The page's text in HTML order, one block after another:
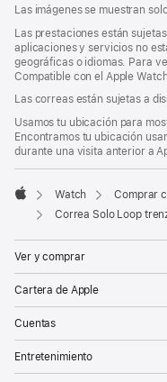
Las imágenes se muestran
Las prestaciones están
aplicaciones y servicios no
geográficas o idiomas. Para
Compatible con el Apple
Las correas están sujetas a
Usamos tu ubicación para
Encontramos tu ubicación
durante una visita anterior a
Apple
Watch
Comprar
Correa Solo Loop
Ver y comprar
Cartera de Apple
Cuentas
Entretenimiento